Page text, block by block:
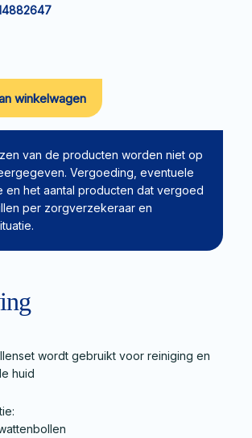
winkelwagen
van de producten worden niet op
Vergoeding, eventuele
en het aantal producten dat vergoed
per zorgverzekeraar en
wordt gebruikt voor reiniging en
huid